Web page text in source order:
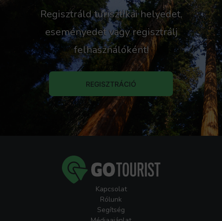
Regisztráld turisztikai helyedet,
eseményedet vagy regisztrálj
felhasználóként!
REGISZTRÁCIÓ
Kapcsolat
Rólunk
Segítség